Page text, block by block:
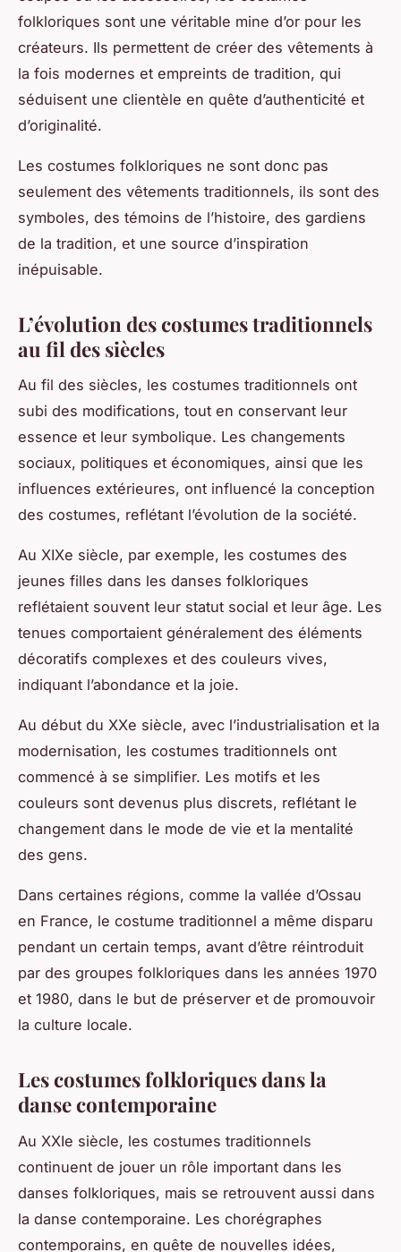
folkloriques sont une véritable mine d’or pour les
créateurs. Ils permettent de créer des vêtements à
la fois modernes et empreints de tradition, qui
séduisent une clientèle en quête d’authenticité et
d’originalité.
Les costumes folkloriques ne sont donc pas
seulement des vêtements traditionnels, ils sont des
symboles, des témoins de l’histoire, des gardiens
de la tradition, et une source d’inspiration
inépuisable.
L’évolution des costumes traditionnels
au fil des siècles
Au fil des siècles, les costumes traditionnels ont
subi des modifications, tout en conservant leur
essence et leur symbolique. Les changements
sociaux, politiques et économiques, ainsi que les
influences extérieures, ont influencé la conception
des costumes, reflétant l’évolution de la société.
Au XIXe siècle, par exemple, les costumes des
jeunes filles dans les danses folkloriques
reflétaient souvent leur statut social et leur âge. Les
tenues comportaient généralement des éléments
décoratifs complexes et des couleurs vives,
indiquant l’abondance et la joie.
Au début du XXe siècle, avec l’industrialisation et la
modernisation, les costumes traditionnels ont
commencé à se simplifier. Les motifs et les
couleurs sont devenus plus discrets, reflétant le
changement dans le mode de vie et la mentalité
des gens.
Dans certaines régions, comme la vallée d’Ossau
en France, le costume traditionnel a même disparu
pendant un certain temps, avant d’être réintroduit
par des groupes folkloriques dans les années 1970
et 1980, dans le but de préserver et de promouvoir
la culture locale.
Les costumes folkloriques dans la
danse contemporaine
Au XXIe siècle, les costumes traditionnels
continuent de jouer un rôle important dans les
danses folkloriques, mais se retrouvent aussi dans
la danse contemporaine. Les chorégraphes
contemporains, en quête de nouvelles idées,